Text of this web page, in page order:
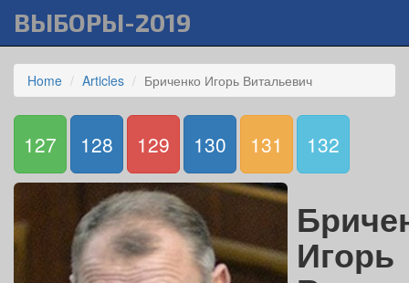
ВЫБОРЫ-2019
Home Articles Бриченко Игорь Витальевич
127 128 129 130 131 132
Игорь